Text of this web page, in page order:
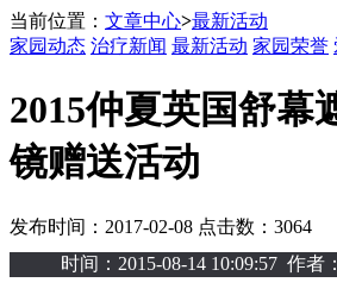
当前位置： 文章中心>最新活动
家园动态 治疗新闻 最新活动 家园荣誉
2015仲夏英国舒幕
镜赠送活动
发布时间：2017-02-08 点击数：3064
时间：2015-08-14 10:09:57 作者